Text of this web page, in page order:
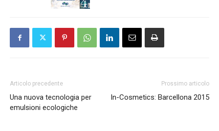
Articolo precedente
Una nuova tecnologia per
emulsioni ecologiche
Prossimo articolo
In-Cosmetics: Barcellona 2015